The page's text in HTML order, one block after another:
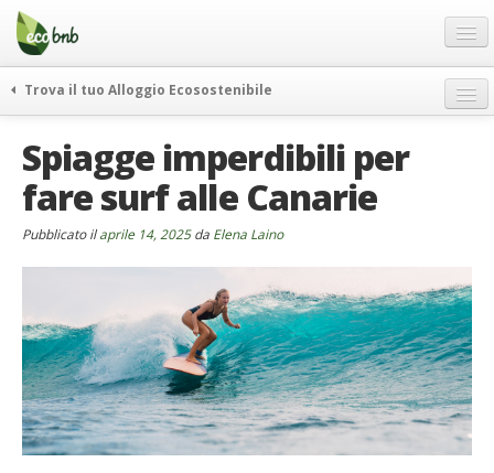
Menu
Salta
contenuto
Offerte Speciali
Regali
FAQ
Chi Siamo
Partner
Italiano
German
English
Trova il tuo Alloggio Ecosostenibile
itinerari
curiosità
vivere e viaggiare verde
rassegna stampa
Spiagge imperdibili per
fare surf alle Canarie
Pubblicato ilaprile 14, 2025da Elena Laino